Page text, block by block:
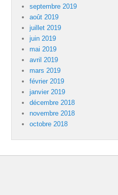
septembre 2019
août 2019
juillet 2019
juin 2019
mai 2019
avril 2019
mars 2019
février 2019
janvier 2019
décembre 2018
novembre 2018
octobre 2018